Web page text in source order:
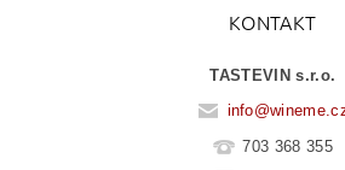
KONTAKT
TASTEVIN s.r.o.
info@
703 368 355